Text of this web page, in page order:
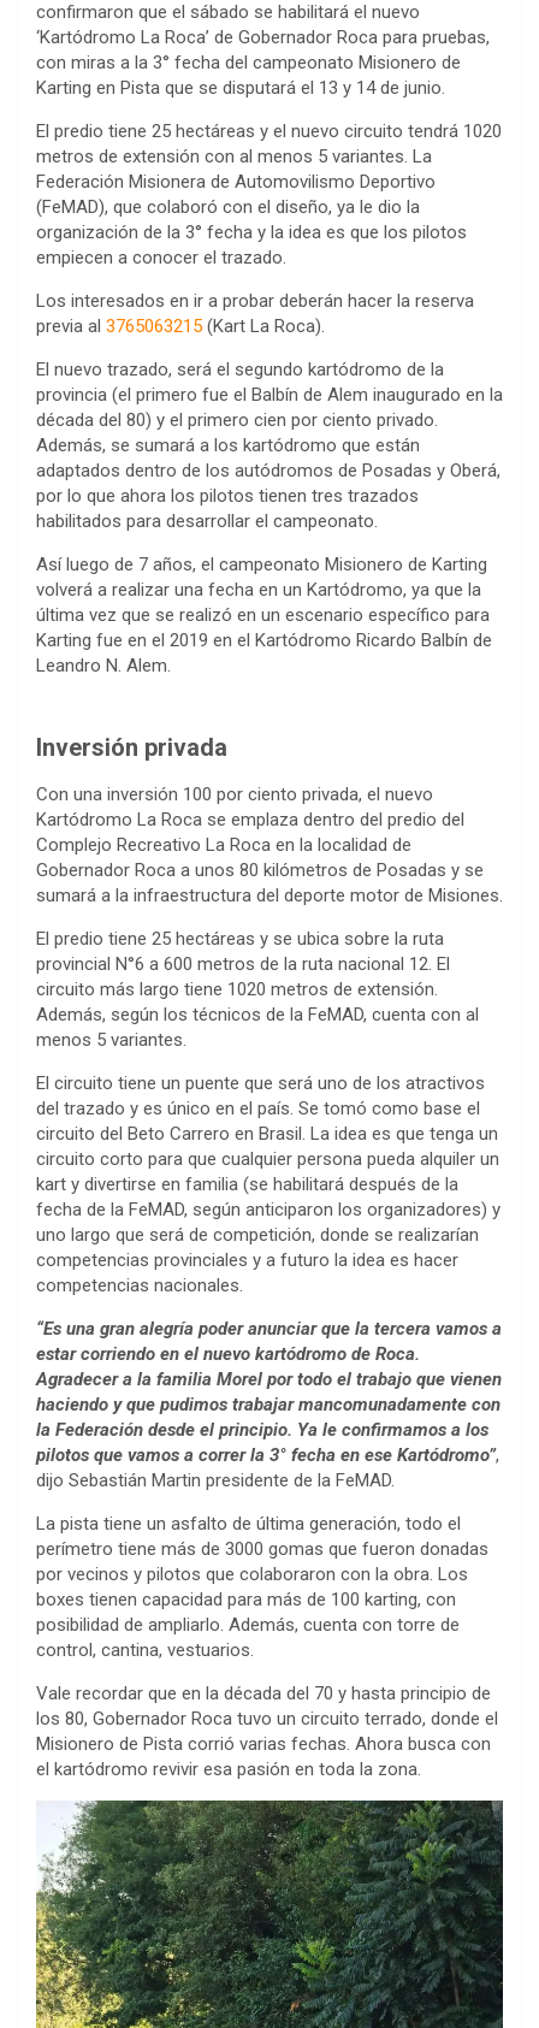
confirmaron que el sábado se habilitará el nuevo
‘Kartódromo La Roca’ de Gobernador Roca para pruebas,
con miras a la 3° fecha del campeonato Misionero de
Karting en Pista que se disputará el 13 y 14 de junio.
El predio tiene 25 hectáreas y el nuevo circuito tendrá 1020
metros de extensión con al menos 5 variantes. La
Federación Misionera de Automovilismo Deportivo
(FeMAD), que colaboró con el diseño, ya le dio la
organización de la 3° fecha y la idea es que los pilotos
empiecen a conocer el trazado.
Los interesados en ir a probar deberán hacer la reserva
previa al 3765063215 (Kart La Roca).
El nuevo trazado, será el segundo kartódromo de la
provincia (el primero fue el Balbín de Alem inaugurado en la
década del 80) y el primero cien por ciento privado.
Además, se sumará a los kartódromo que están
adaptados dentro de los autódromos de Posadas y Oberá,
por lo que ahora los pilotos tienen tres trazados
habilitados para desarrollar el campeonato.
Así luego de 7 años, el campeonato Misionero de Karting
volverá a realizar una fecha en un Kartódromo, ya que la
última vez que se realizó en un escenario específico para
Karting fue en el 2019 en el Kartódromo Ricardo Balbín de
Leandro N. Alem.
Inversión privada
Con una inversión 100 por ciento privada, el nuevo
Kartódromo La Roca se emplaza dentro del predio del
Complejo Recreativo La Roca en la localidad de
Gobernador Roca a unos 80 kilómetros de Posadas y se
sumará a la infraestructura del deporte motor de Misiones.
El predio tiene 25 hectáreas y se ubica sobre la ruta
provincial N°6 a 600 metros de la ruta nacional 12. El
circuito más largo tiene 1020 metros de extensión.
Además, según los técnicos de la FeMAD, cuenta con al
menos 5 variantes.
El circuito tiene un puente que será uno de los atractivos
del trazado y es único en el país. Se tomó como base el
circuito del Beto Carrero en Brasil. La idea es que tenga un
circuito corto para que cualquier persona pueda alquiler un
kart y divertirse en familia (se habilitará después de la
fecha de la FeMAD, según anticiparon los organizadores) y
uno largo que será de competición, donde se realizarían
competencias provinciales y a futuro la idea es hacer
competencias nacionales.
“Es una gran alegría poder anunciar que la tercera vamos a
estar corriendo en el nuevo kartódromo de Roca.
Agradecer a la familia Morel por todo el trabajo que vienen
haciendo y que pudimos trabajar mancomunadamente con
la Federación desde el principio. Ya le confirmamos a los
pilotos que vamos a correr la 3° fecha en ese Kartódromo”,
dijo Sebastián Martin presidente de la FeMAD.
La pista tiene un asfalto de última generación, todo el
perímetro tiene más de 3000 gomas que fueron donadas
por vecinos y pilotos que colaboraron con la obra. Los
boxes tienen capacidad para más de 100 karting, con
posibilidad de ampliarlo. Además, cuenta con torre de
control, cantina, vestuarios.
Vale recordar que en la década del 70 y hasta principio de
los 80, Gobernador Roca tuvo un circuito terrado, donde el
Misionero de Pista corrió varias fechas. Ahora busca con
el kartódromo revivir esa pasión en toda la zona.